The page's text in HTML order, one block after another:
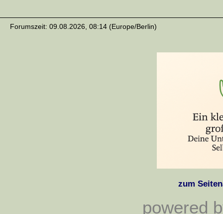
Forumszeit: 09.08.2026, 08:14 (Europe/Berlin)
zum
powered